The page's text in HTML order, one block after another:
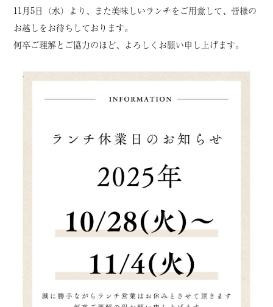
11月5日（水）より、また美味しいランチをご用意して、皆様の
お越しをお待ちしております。
何卒ご理解とご協力のほど、よろしくお願い申し上げます。